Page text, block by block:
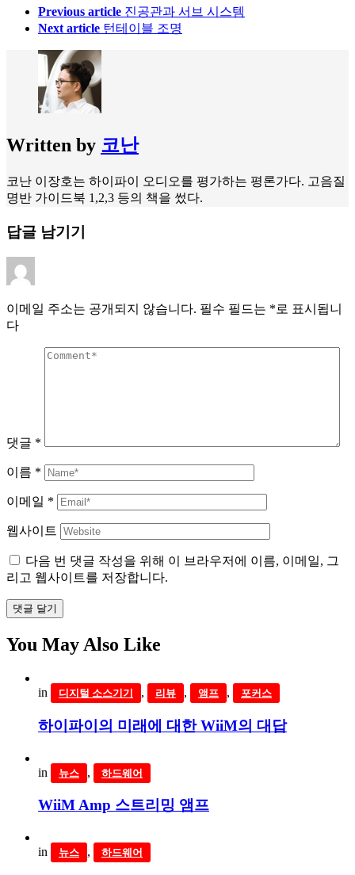
Previous article 진공관과 서브 시스템
Next article 턴테이블 조명
Written by 코난
코난 이장호는 하이파이 오디오를 평가하는 평론가다. 고음질
명반 가이드북 1,2,3 등의 책을 썼다.
답글 남기기
이메일 주소는 공개되지 않습니다. 필수 필드는 *로 표시됩니
다
댓글 *
이름 *
이메일 *
웹사이트
다음 번 댓글 작성을 위해 이 브라우저에 이름, 이메일, 그
리고 웹사이트를 저장합니다.
댓글 달기
You May Also Like
in 디지털 소스기기 , 리뷰 , 앰프 , 포커스
하이파이의 미래에 대한 WiiM의 대답
in 뉴스 , 하드웨어
WiiM Amp 스트리밍 앰프
in 뉴스 , 하드웨어